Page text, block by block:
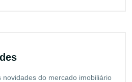
do mercado imobiliário